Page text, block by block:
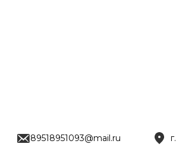
89518951093@mail.ru